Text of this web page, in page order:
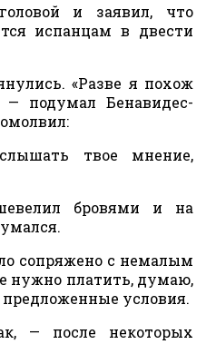
и заявил, что
испанцам в двести
«Разве я похож
подумал Бенавидес-
твое мнение,
бровями и на
сопряжено с немалым
нужно платить, думаю,
условия.
— после некоторых